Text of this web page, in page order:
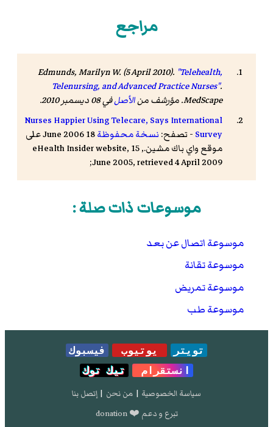
مراجع
Edmunds, Marilyn W. (5 April 2010). "Telehealth,
Telenursing, and Advanced Practice Nurses".
MedScape. مؤرشف منالأصلفي 08 ديسمبر 2010
.
Nurses Happier Using Telecare, Says International
Survey - تصفح: نسخة محفوظة
18 June 2006 على
موقع واي باك مشين., eHealth Insider website, 15
June 2005, retrieved 4 April 2009;
موسوعات ذات صلة :
موسوعة اتصال عن بعد
موسوعة تقانة
موسوعة تمريض
موسوعة طب
تويتر يوتيوب
فيسبوك
انستقرام
تيك توك
سياسة الخصوصية | من نحن | إتصل بنا
تبرع و دعم ❤️ donation